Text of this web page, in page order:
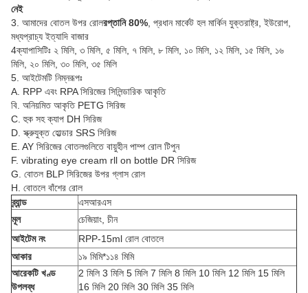
নেই
3. আমাদের বোতল উপর রোলরপ্তানি 80% , প্রধান মার্কেট হল মার্কিন যুক্তরাষ্ট্র, ইউরোপ,
মধ্যপ্রাচ্য ইত্যাদি বাজার
4ক্যাপাসিটিঃ ২ মিলি, ৩ মিলি, ৫ মিলি, ৭ মিলি, ৮ মিলি, ১০ মিলি, ১২ মিলি, ১৫ মিলি, ১৬
মিলি, ২০ মিলি, ৩০ মিলি, ৩৫ মিলি
5. আইটেমটি নিম্নরূপঃ
A. RPP এবং RPA সিরিজের সিলিন্ডারিক আকৃতি
বি. অনিয়মিত আকৃতি PETG সিরিজ
C. হুক সহ ক্যাপ DH সিরিজ
D. স্ক্রুযুক্ত হোল্ডার SRS সিরিজ
E. AY সিরিজের বোতলগুলিতে বায়ুহীন পাম্প রোল টিপুন
F. vibrating eye cream rll on bottle DR সিরিজ
G. বোতল BLP সিরিজের উপর গ্লাস রোল
H. বোতলে বাঁশের রোল
ব্র্যান্ড
এসআরএস
মূল
চেজিয়াং, চীন
আইটেম নং
RPP-15ml রোল বোতলে
আকার
১৯ মিমি*১১৪ মিমি
আরেকটি খণ্ড
উপলব্ধ
2 মিলি 3 মিলি 5 মিলি 7 মিলি 8 মিলি 10 মিলি 12 মিলি 15 মিলি
16 মিলি 20 মিলি 30 মিলি 35 মিলি